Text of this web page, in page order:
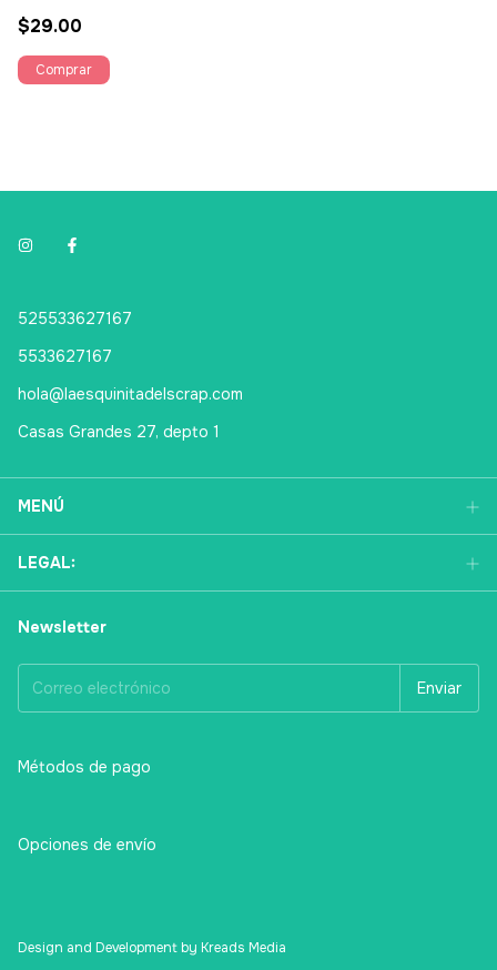
$29.00
525533627167
5533627167
hola@laesquinitadelscrap.com
Casas Grandes 27, depto 1
MENÚ
LEGAL:
Newsletter
Métodos de pago
Opciones de envío
Design and Development by Kreads Media